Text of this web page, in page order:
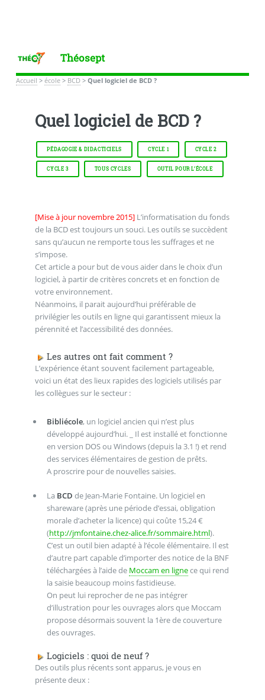
Théosept
Accueil > école> BCD> Quel logiciel de BCD ?
Quel logiciel de BCD ?
PÉDAGOGIE & DIDACTICIELS CYCLE 1 CYCLE 2
CYCLE 3 TOUS CYCLES OUTIL POUR L’ÉCOLE
[Mise à jour novembre 2015]L’informatisation du fonds
de la BCD est toujours un souci. Les outils se succèdent
sans qu’aucun ne remporte tous les suffrages et ne
s’impose.
Cet article a pour but de vous aider dans le choix d’un
logiciel, à partir de critères concrets et en fonction de
votre environnement.
Néanmoins, il parait aujourd’hui préférable de
privilégier les outils en ligne qui garantissent mieux la
pérennité et l’accessibilité des données.
Les autres ont fait comment ?
L’expérience étant souvent facilement partageable,
voici un état des lieux rapides des logiciels utilisés par
les collègues sur le secteur :
Bibliécole, un logiciel ancien qui n’est plus
développé aujourd’hui. _ Il est installé et fonctionne
en version DOS ou Windows (depuis la 3.1 !) et rend
des services élémentaires de gestion de prêts.
A proscrire pour de nouvelles saisies.
La BCD de Jean-Marie Fontaine. Un logiciel en
shareware (après une période d’essai, obligation
morale d’acheter la licence) qui coûte 15,24 €
(http://jmfontaine.chez-alice.fr/sommaire.html).
C’est un outil bien adapté à l’école élémentaire. Il est
d’autre part capable d’importer des notice de la BNF
téléchargées à l’aide de Moccam en lignece qui rend
la saisie beaucoup moins fastidieuse.
On peut lui reprocher de ne pas intégrer
d’illustration pour les ouvrages alors que Moccam
propose désormais souvent la 1ère de couverture
des ouvrages.
Logiciels : quoi de neuf ?
Des outils plus récents sont apparus, je vous en
présente deux :